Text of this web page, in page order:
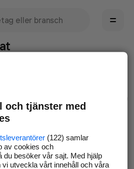
snabbare kan avhjälpa det.
i webbläsaren och försök igen
och tjänster med
(122) samlar
av cookies och
du besöker vår sajt. Med hjälp
utveckla vårt innehåll och våra